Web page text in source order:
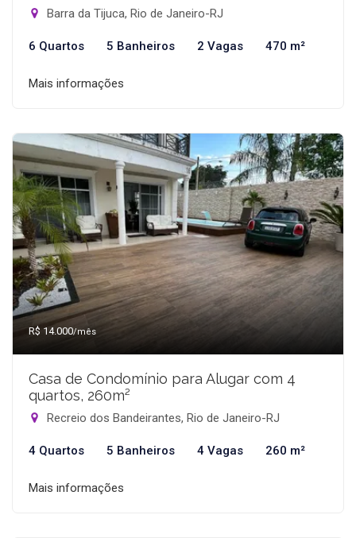
Barra da Tijuca, Rio de Janeiro-RJ
6 Quartos 5 Banheiros 2 Vagas 470 m²
Mais informações
R$ 14.000/mês
Casa de Condomínio para Alugar com 4
quartos, 260m²
Recreio dos Bandeirantes, Rio de Janeiro-RJ
4 Quartos 5 Banheiros 4 Vagas 260 m²
Mais informações